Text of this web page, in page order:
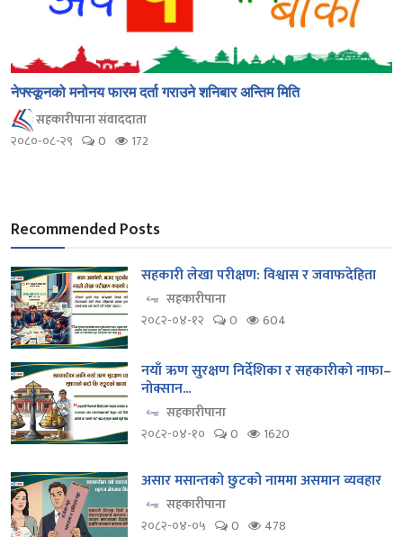
नेफ्स्कूनको मनोनय फारम दर्ता गराउने शनिबार अन्तिम मिति
सहकारीपाना संवाददाता
२०८०-०८-२९
0 172
Recommended Posts
सहकारी लेखा परीक्षण: विश्वास र जवाफदेहिता
सहकारीपाना
२०८२-०४-१२
0 604
नयाँ ऋण सुरक्षण निर्देशिका र सहकारीको नाफा–
नोक्सान...
सहकारीपाना
२०८२-०४-१०
0 1620
असार मसान्तको छुटको नाममा असमान व्यवहार
सहकारीपाना
२०८२-०४-०५
0 478